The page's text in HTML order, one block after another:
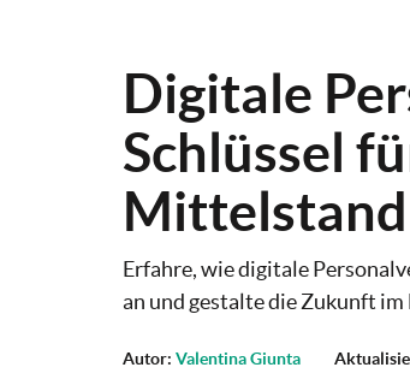
Digitale
Schlüssel
Mittelstand
Erfahre, wie digitale
an und gestalte die Zukunft
Autor: Valentina Giunta